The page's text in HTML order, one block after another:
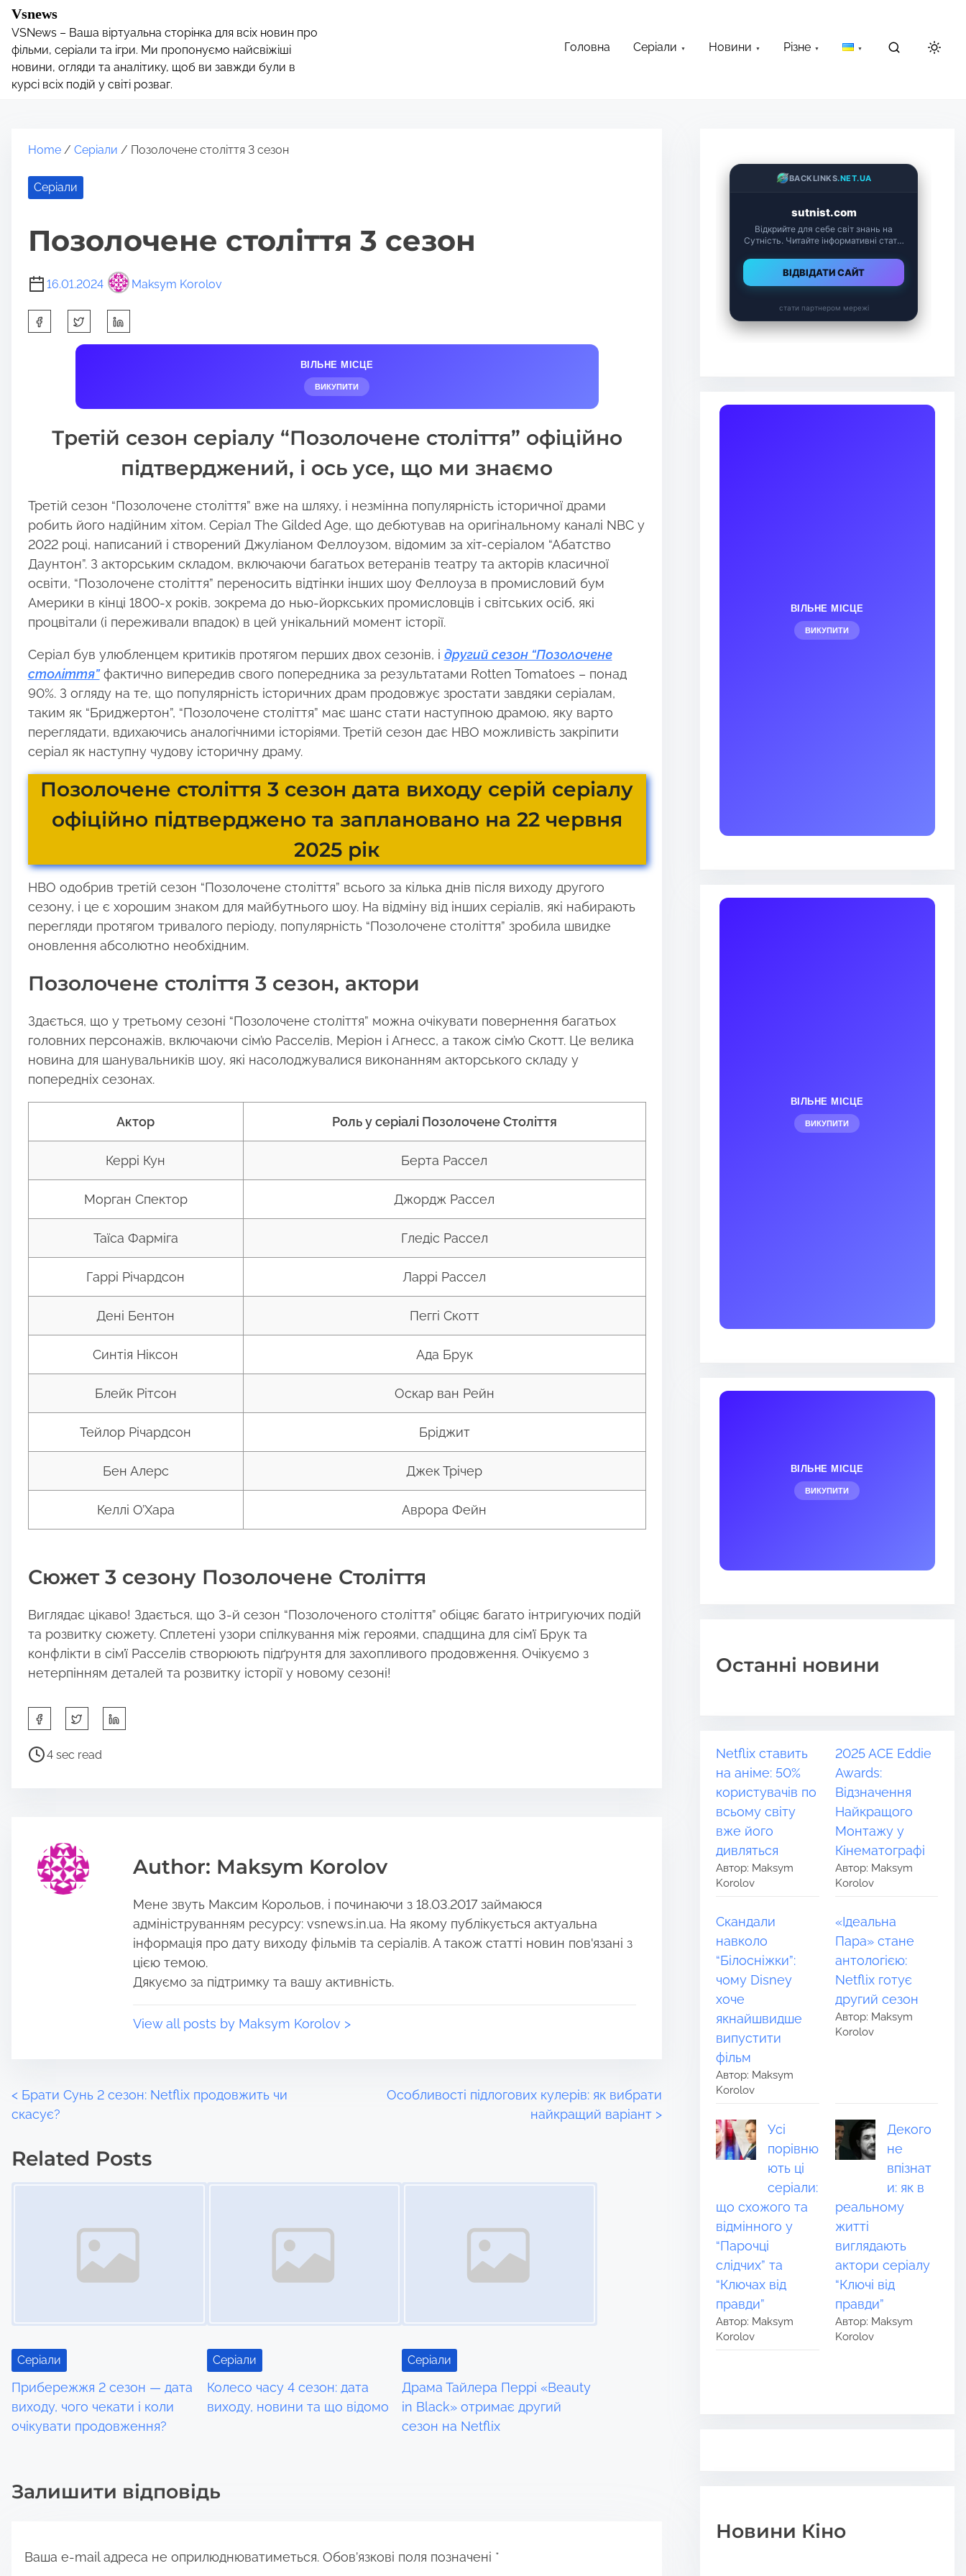
Vsnews
VSNews – Ваша віртуальна сторінка для всіх новин про
фільми, серіали та ігри. Ми пропонуємо найсвіжіші
новини, огляди та аналітику, щоб ви завжди були в
курсі всіх подій у світі розваг.
Головна Серіали Новини Різне
Home/ Серіали / Позолочене століття 3 сезон
Серіали
Позолочене століття 3 сезон
16.01.2024 Maksym Korolov
o
s
t
o
n
:
ВІЛЬНЕ МІСЦЕ
ВИКУПИТИ
Третій сезон серіалу “Позолочене століття” офіційно
підтверджений, і ось усе, що ми знаємо
Третій сезон “Позолочене століття” вже на шляху, і незмінна популярність історичної драми
робить його надійним хітом. Серіал The Gilded Age, що дебютував на оригінальному каналі NBC у
2022 році, написаний і створений Джуліаном Феллоузом, відомим за хіт-серіалом “Абатство
Даунтон”. З акторським складом, включаючи багатьох ветеранів театру та акторів класичної
освіти, “Позолочене століття” переносить відтінки інших шоу Феллоуза в промисловий бум
Америки в кінці 1800-х років, зокрема до нью-йоркських промисловців і світських осіб, які
процвітали (і переживали впадок) в цей унікальний момент історії.
Серіал був улюбленцем критиків протягом перших двох сезонів, і другий сезон “Позолочене
століття”фактично випередив свого попередника за результатами Rotten Tomatoes – понад
90%. З огляду на те, що популярність історичних драм продовжує зростати завдяки серіалам,
таким як “Бриджертон”, “Позолочене століття” має шанс стати наступною драмою, яку варто
переглядати, вдихаючись аналогічними історіями. Третій сезон дає HBO можливість закріпити
серіал як наступну чудову історичну драму.
Позолочене століття 3 сезон дата виходу серій серіалу
офіційно підтверджено та заплановано на 22 червня
2025 рік
HBO одобрив третій сезон “Позолочене століття” всього за кілька днів після виходу другого
сезону, і це є хорошим знаком для майбутнього шоу. На відміну від інших серіалів, які набирають
перегляди протягом тривалого періоду, популярність “Позолочене століття” зробила швидке
оновлення абсолютно необхідним.
Позолочене століття 3 сезон, актори
Здається, що у третьому сезоні “Позолочене століття” можна очікувати повернення багатьох
головних персонажів, включаючи сім’ю Расселів, Меріон і Агнесс, а також сім’ю Скотт. Це велика
новина для шанувальників шоу, які насолоджувалися виконанням акторського складу у
попередніх сезонах.
Актор Роль у серіалі Позолочене Століття
Керрі Кун Берта Рассел
Морган Спектор Джордж Рассел
Таїса Фарміга Гледіс Рассел
Гаррі Річардсон Ларрі Рассел
Дені Бентон Пеггі Скотт
Синтія Ніксон Ада Брук
Блейк Рітсон Оскар ван Рейн
Тейлор Річардсон Бріджит
Бен Алерс Джек Трічер
Келлі О’Хара Аврора Фейн
Сюжет 3 сезону Позолочене Століття
Виглядає цікаво! Здається, що 3-й сезон “Позолоченого століття” обіцяє багато інтригуючих подій
та розвитку сюжету. Сплетені узори спілкування між героями, спадщина для сім’ї Брук та
конфлікти в сім’ї Расселів створюють підґрунтя для захопливого продовження. Очікуємо з
нетерпінням деталей та розвитку історії у новому сезоні!
h
a
P
o
4 sec read
Author: Maksym Korolov
Мене звуть Максим Корольов, і починаючи з 18.03.2017 займаюся
адмініструванням ресурсу: vsnews.in.ua. На якому публікується актуальна
інформація про дату виходу фільмів та серіалів. А також статті новин пов'язані з
цією темою.
Дякуємо за підтримку та вашу активність.
View all posts by Maksym Korolov >
P
s
g
a
t
o
< Брати Сунь 2 сезон: Netflix продовжить чи
скасує?
Особливості підлогових кулерів: як вибрати
найкращий варіант >
Related Posts
Серіали
Прибережжя 2 сезон — дата
виходу, чого чекати і коли
очікувати продовження?
Серіали
Колесо часу 4 сезон: дата
виходу, новини та що відомо
Серіали
Драма Тайлера Перрі «Beauty
in Black» отримає другий
сезон на Netflix
Залишити відповідь
Ваша e-mail адреса не оприлюднюватиметься. Обов’язкові поля позначені *
ВІЛЬНЕ МІСЦЕ
ВИКУПИТИ
ВІЛЬНЕ МІСЦЕ
ВИКУПИТИ
ВІЛЬНЕ МІСЦЕ
ВИКУПИТИ
Останні новини
Netflix ставить
на аніме: 50%
користувачів по
всьому світу
вже його
дивляться
Автор: Maksym
Korolov
2025 ACE Eddie
Awards:
Відзначення
Найкращого
Монтажу у
Кінематографі
Автор: Maksym
Korolov
Скандали
навколо
“Білосніжки”:
чому Disney
хоче
якнайшвидше
випустити
фільм
Автор: Maksym
Korolov
«Ідеальна
Пара» стане
антологією:
Netflix готує
другий сезон
Автор: Maksym
Korolov
Усі
порівню
ють ці
серіали:
що схожого та
відмінного у
“Парочці
слідчих” та
“Ключах від
правди”
Автор: Maksym
Korolov
Декого
не
впізнат
и: як в
реальному
житті
виглядають
актори серіалу
“Ключі від
правди”
Автор: Maksym
Korolov
Новини Кіно